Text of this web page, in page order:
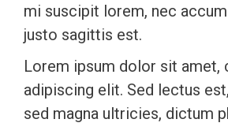
mi suscipit lorem, nec
justo sagittis est.
Lorem ipsum dolor sit amet,
adipiscing elit. Sed lectus
sed magna ultricies, dictum